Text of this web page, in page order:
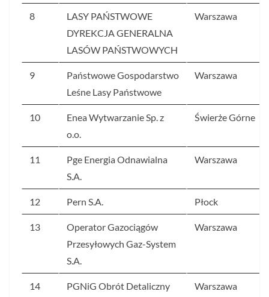
8
LASY PAŃSTWOWE
DYREKCJA GENERALNA
LASÓW PAŃSTWOWYCH
Warszawa
9
Państwowe Gospodarstwo
Leśne Lasy Państwowe
Warszawa
10
Enea Wytwarzanie Sp. z
o.o.
Świerże Górne
11
Pge Energia Odnawialna
S.A.
Warszawa
12 Pern S.A. Płock
13
Operator Gazociągów
Przesyłowych Gaz-System
S.A.
Warszawa
14 PGNiG Obrót Detaliczny Warszawa